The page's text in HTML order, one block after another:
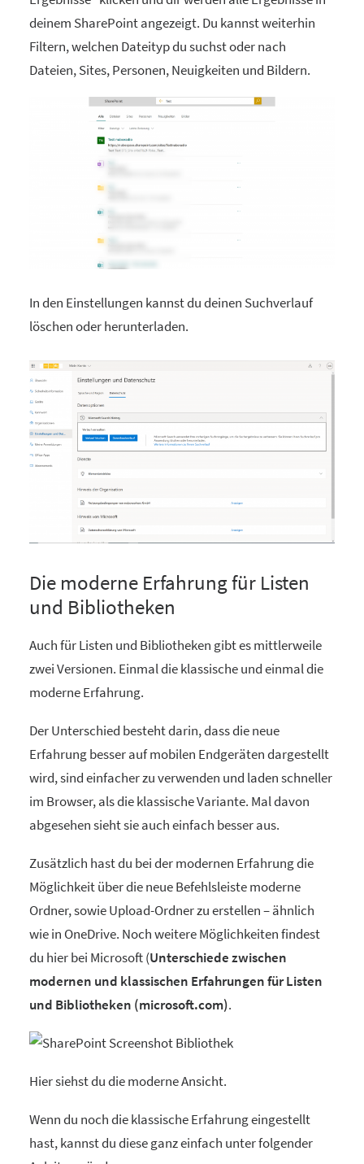
deinem SharePoint angezeigt. Du kannst weiterhin
Filtern, welchen Dateityp du suchst oder nach
Dateien, Sites, Personen, Neuigkeiten und Bildern.
In den Einstellungen kannst du deinen Suchverlauf
löschen oder herunterladen.
Die moderne Erfahrung für Listen
und Bibliotheken
Auch für Listen und Bibliotheken gibt es mittlerweile
zwei Versionen. Einmal die klassische und einmal die
moderne Erfahrung.
Der Unterschied besteht darin, dass die neue
Erfahrung besser auf mobilen Endgeräten dargestellt
wird, sind einfacher zu verwenden und laden schneller
im Browser, als die klassische Variante. Mal davon
abgesehen sieht sie auch einfach besser aus.
Zusätzlich hast du bei der modernen Erfahrung die
Möglichkeit über die neue Befehlsleiste moderne
Ordner, sowie Upload-Ordner zu erstellen – ähnlich
wie in OneDrive. Noch weitere Möglichkeiten findest
du hier bei Microsoft (Unterschiede zwischen
modernen und klassischen Erfahrungen für Listen
und Bibliotheken (microsoft.com).
Hier siehst du die moderne Ansicht.
Wenn du noch die klassische Erfahrung eingestellt
hast, kannst du diese ganz einfach unter folgender